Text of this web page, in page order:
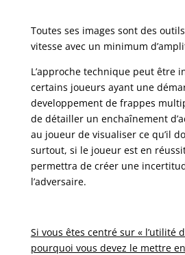
Toutes ses images sont des
vitesse avec un minimum
L’approche technique peut être
certains joueurs ayant une
developpement de frappes
de détailler un enchaînement
au joueur de visualiser ce qu’il
surtout, si le joueur est en
permettra de créer une
l’adversaire.
Si vous êtes centré sur « l’utilité
pourquoi vous devez le mettre